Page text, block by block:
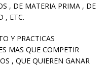
, DE MATERIA PRIMA , DE
, ETC.
Y PRACTICAS
MAS QUE COMPETIR
, QUE QUIEREN GANAR